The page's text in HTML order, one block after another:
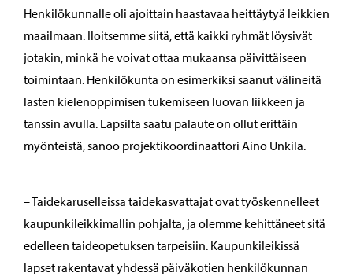
Henkilökunnalle oli ajoittain haastavaa heittäytyä leikkien
maailmaan. Iloitsemme siitä, että kaikki ryhmät löysivät
jotakin, minkä he voivat ottaa mukaansa päivittäiseen
toimintaan. Henkilökunta on esimerkiksi saanut välineitä
lasten kielenoppimisen tukemiseen luovan liikkeen ja
tanssin avulla. Lapsilta saatu palaute on ollut erittäin
myönteistä, sanoo projektikoordinaattori Aino Unkila.
– Taidekaruselleissa taidekasvattajat ovat työskennelleet
kaupunkileikkimallin pohjalta, ja olemme kehittäneet sitä
edelleen taideopetuksen tarpeisiin. Kaupunkileikissä
lapset rakentavat yhdessä päiväkotien henkilökunnan